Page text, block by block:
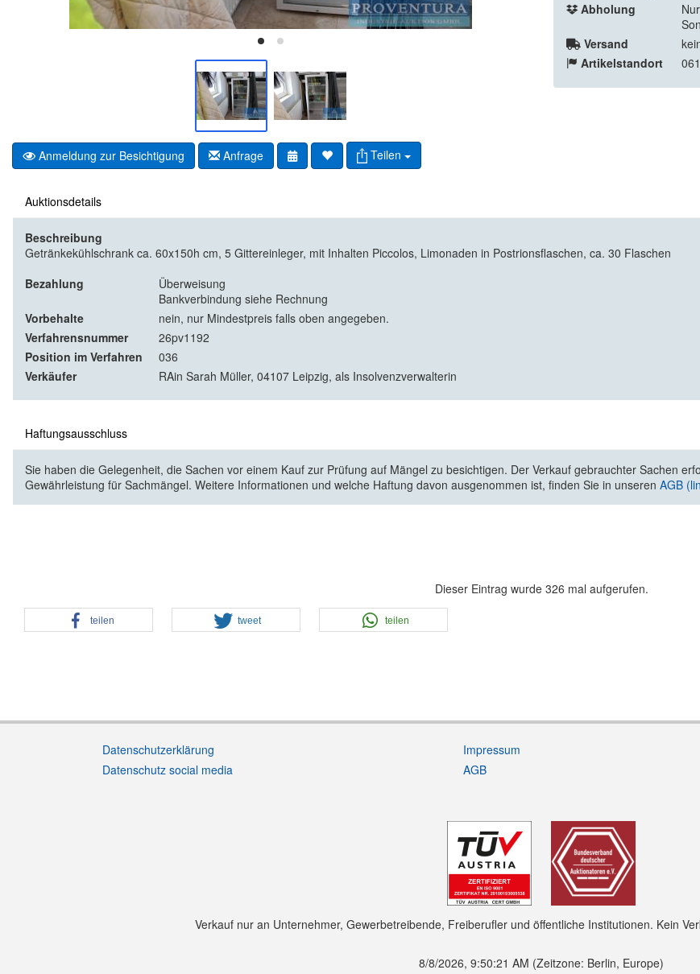
Anmeldung zur Besichtigung Anfrage Teilen
Abholung
Versand
Artikelstandort
Auktionsdetails
Beschreibung
Getränkekühlschrank ca. 60x150h cm, 5 Gittereinleger, mit Inhalten Piccolos, Limonaden in Postrionsflaschen, ca. 30 Flaschen
Bezahlung
Überweisung
Bankverbindung siehe Rechnung
Vorbehalte
nein, nur Mindestpreis falls oben angegeben.
Verfahrensnummer
26pv1192
Position im Verfahren
036
Verkäufer
RAin Sarah Müller, 04107 Leipzig, als Insolvenzverwalterin
Haftungsausschluss
Sie haben die Gelegenheit, die Sachen vor einem Kauf zur Prüfung auf Mängel zu besichtigen. Der Verkauf gebrauchter Sachen
Gewährleistung für Sachmängel. Weitere Informationen und welche Haftung davon ausgenommen ist, finden Sie in unseren AGB
Dieser Eintrag wurde 326 mal aufgerufen.
teilen tweet teilen
Datenschutzerklärung
Datenschutz social media
Impressum
AGB
Verkauf nur an Unternehmer, Gewerbetreibende, Freiberufler und öffentliche Institutionen. Kein
8/8/2026, 9:50:22 AM (Zeitzone: Berlin, Europe)